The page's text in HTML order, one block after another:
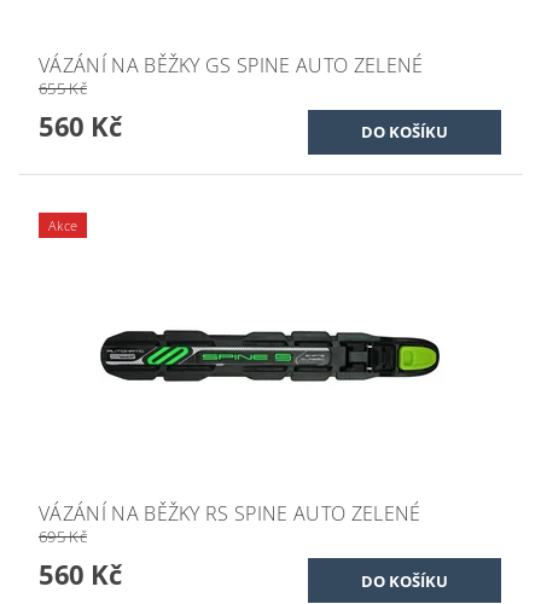
VÁZÁNÍ NA BĚŽKY GS SPINE AUTO ZELENÉ
655 Kč
560 Kč
Akce
VÁZÁNÍ NA BĚŽKY RS SPINE AUTO ZELENÉ
695 Kč
560 Kč